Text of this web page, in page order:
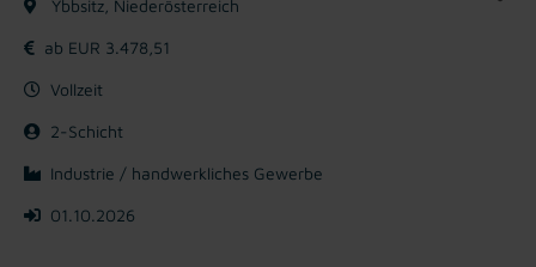
Ybbsitz, Niederösterreich
ab EUR 3.478,51
Vollzeit
2-Schicht
Industrie / handwerkliches Gewerbe
01.10.2026